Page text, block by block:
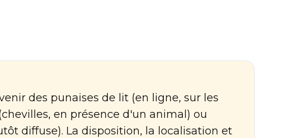
des punaises de lit (en ligne, sur les
en présence d'un animal) ou
diffuse). La disposition, la localisation et